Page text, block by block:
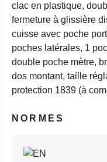
clac en plastique,
fermeture à glissière
cuisse avec poche
poches latérales, 1
double poche mètre,
dos montant, taille
protection 1839 (à
NORMES